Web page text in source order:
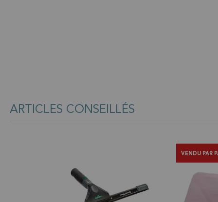
ARTICLES CONSEILLÉS
VENDU PAR